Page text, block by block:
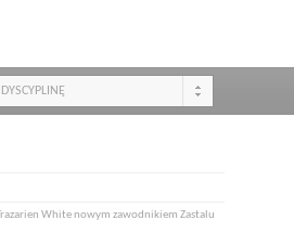
White nowym zawodnikiem Zastalu